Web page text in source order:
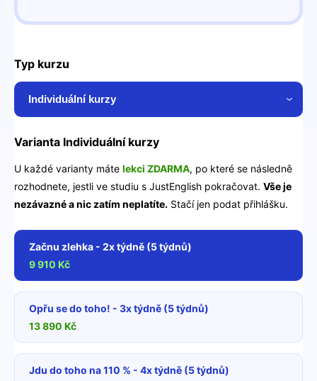
Typ kurzu
Varianta Individuální kurzy
U každé varianty máte lekci ZDARMA, po které se následně
rozhodnete, jestli ve studiu s JustEnglish pokračovat. Vše je
nezávazné a nic zatím neplatíte. Stačí jen podat přihlášku.
Začnu zlehka - 2x týdně (5 týdnů)
9 910 Kč
Opřu se do toho! - 3x týdně (5 týdnů)
13 890 Kč
Jdu do toho na 110 % - 4x týdně (5 týdnů)